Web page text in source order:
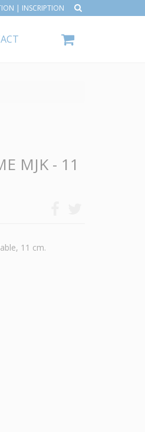
| INSCRIPTION
MJK - 11
11 cm.